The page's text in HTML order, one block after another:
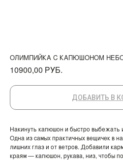
ОЛИМПИЙКА С КАПЮШОНОМ
10900,00 РУБ.
ДОБАВИТЬ В
Накинуть капюшон и быстро выбежать
Одна из самых практичных вещичек в
лишних глаз и от ветров. Добавили
краям — капюшон, рукава, низ, чтобы